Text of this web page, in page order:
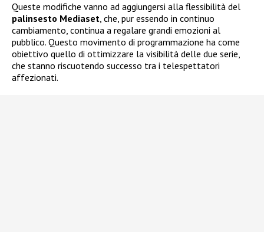
Queste modifiche vanno ad aggiungersi alla flessibilità del
palinsesto Mediaset, che, pur essendo in continuo
cambiamento, continua a regalare grandi emozioni al
pubblico. Questo movimento di programmazione ha come
obiettivo quello di ottimizzare la visibilità delle due serie,
che stanno riscuotendo successo tra i telespettatori
affezionati.